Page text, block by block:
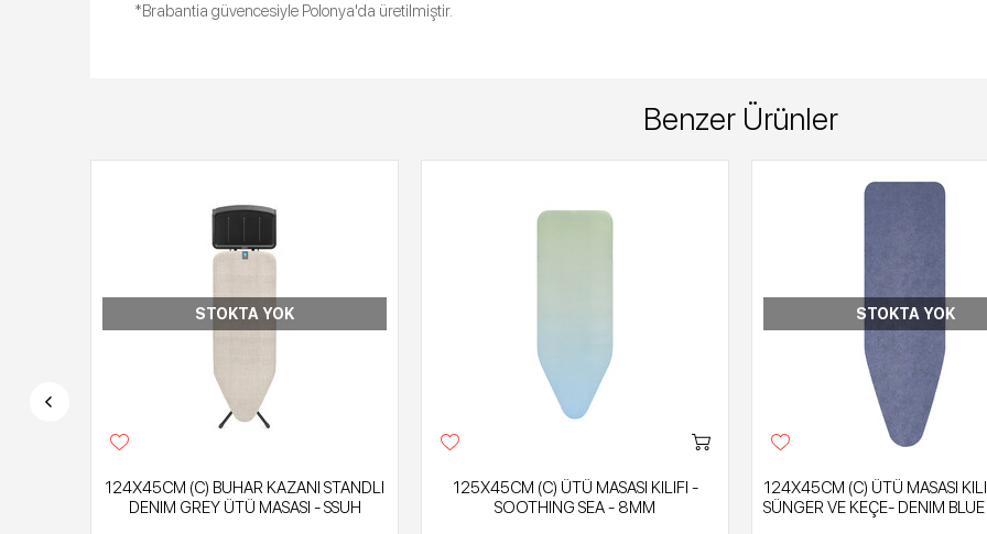
*Brabantia güvencesiyle Polonya'da üretilmiştir.
Benzer Ürünler
STOKTA YOK
124X45CM (C) BUHAR KAZANI STANDLI
DENIM GREY ÜTÜ MASASI - SSUH
125X45CM (C) ÜTÜ MASASI KILIFI -
SOOTHING SEA - 8MM
STOKTA YOK
124X45CM (C) ÜTÜ MASASI
SÜNGER VE KEÇE- DENIM